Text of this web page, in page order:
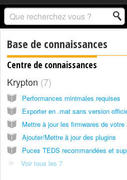
Base de connaissances
Centre de connaissances
Krypton 7
Performances minimales requises
Exporter en .mat sans version
Mettre à jour les firmwares de votre
Ajouter/Mettre à jour des plugins
Puces TEDS recommandées et
Voir tous les 7